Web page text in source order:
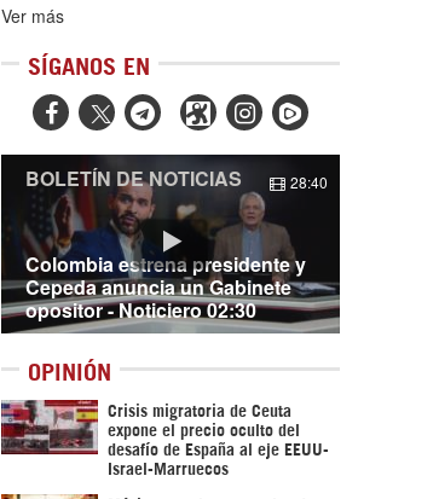
Ver más
SÍGANOS EN
  
Colombia estrena presidente y
Cepeda anuncia un Gabinete
opositor - Noticiero 02:30
BOLETÍN DE NOTICIAS 28:40
OPINIÓN
Crisis migratoria de Ceuta
expone el precio oculto del
desafío de España al eje EEUU-
Israel-Marruecos